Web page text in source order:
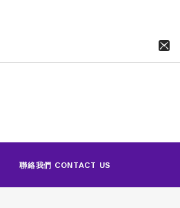
聯絡我們 CONTACT US